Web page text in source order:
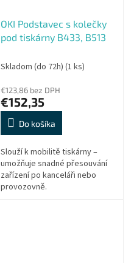
OKI Podstavec s kolečky
pod tiskárny B433, B513
Skladom (do 72h) (1 ks)
€123,86 bez DPH
€152,35
Do košíka
Slouží k mobilitě tiskárny –
umožňuje snadné přesouvání
zařízení po kanceláři nebo
provozovně.